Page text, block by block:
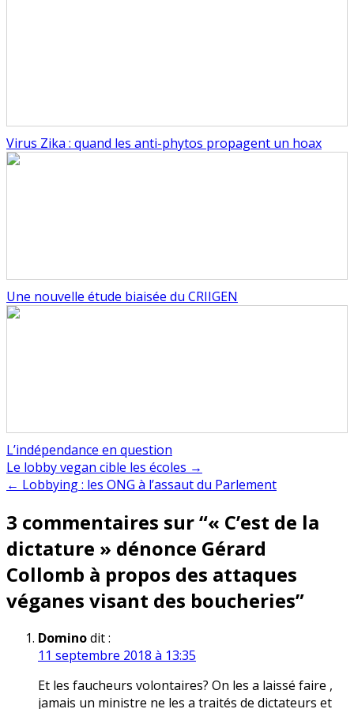
Virus Zika : quand les anti-phytos propagent un hoax
Une nouvelle étude biaisée du CRIIGEN
L’indépendance en question
Navigation
de
l’article
Le lobby vegan cible les écoles →
← Lobbying : les ONG à l’assaut du Parlement
3 commentaires sur “« C’est de la
dictature » dénonce Gérard
Collomb à propos des attaques
véganes visant des boucheries”
Dominodit :
11 septembre 2018 à 13:35
Et les faucheurs volontaires? On les a laissé faire ,
jamais un ministre ne les a traités de dictateurs et